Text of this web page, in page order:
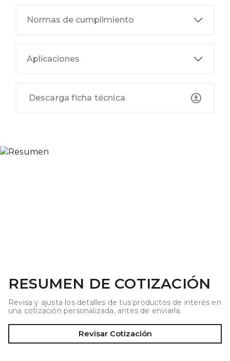
Normas de cumplimiento
Aplicaciones
Descarga ficha técnica
RESUMEN DE COTIZACIÓN
Revisa y ajusta los detalles de tus productos de interés en
una cotización personalizada, antes de enviarla.
Revisar Cotización